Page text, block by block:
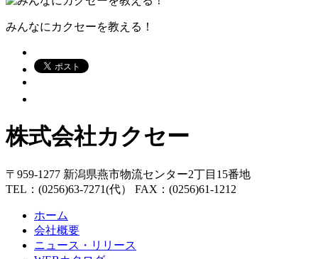
みんなにカクセーを教える！
株式会社カクセー
〒959-1277 新潟県燕市物流センター2丁目15番地
TEL：(0256)63-7271(代） FAX：(0256)61-1212
ホーム
会社概要
ニュース・リリース